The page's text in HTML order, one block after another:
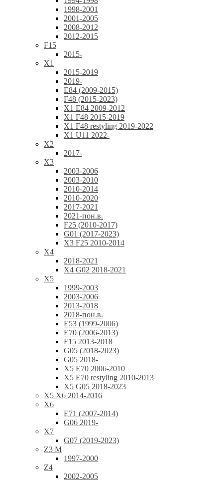
1998-2001
2001-2005
2008-2012
2012-2015
F15
2015-
X1
2015-2019
2019-
E84 (2009-2015)
F48 (2015-2023)
X1 E84 2009-2012
X1 F48 2015-2019
X1 F48 restyling 2019-2022
X1 U11 2022-
X2
2017-
X3
2003-2006
2003-2010
2010-2014
2010-2020
2017-2021
2021-пон.в.
F25 (2010-2017)
G01 (2017-2023)
X3 F25 2010-2014
X4
2018-2021
X4 G02 2018-2021
X5
1999-2003
2003-2006
2013-2018
2018-пон.в.
E53 (1999-2006)
E70 (2006-2013)
F15 2013-2018
G05 (2018-2023)
G05 2018-
X5 E70 2006-2010
X5 E70 restyling 2010-2013
X5 G05 2018-2023
X5 X6 2014-2016
X6
E71 (2007-2014)
G06 2019-
X7
G07 (2019-2023)
Z3 M
1997-2000
Z4
2002-2005